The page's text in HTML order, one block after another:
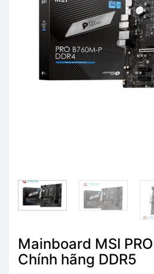
Mainboard MSI
Chính hãng DDR5